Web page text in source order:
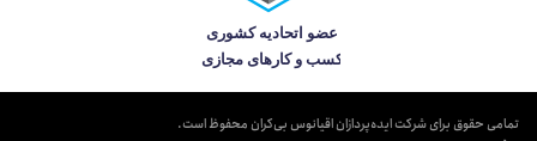
تمامی حقوق برای شرکت ایده‌پردازان اقیانوس بی‌کران محفوظ است.